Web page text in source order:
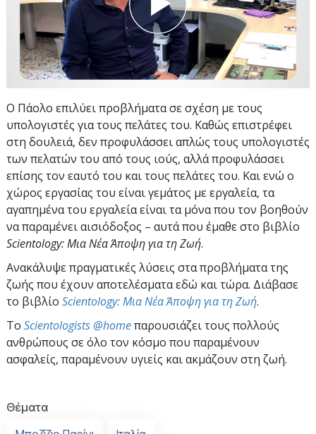
Ο Πάολο επιλύει προβλήματα σε σχέση με τους
υπολογιστές για τους πελάτες του. Καθώς επιστρέφει
στη δουλειά, δεν προφυλάσσει απλώς τους υπολογιστές
των πελατών του από τους ιούς, αλλά προφυλάσσει
επίσης τον εαυτό του και τους πελάτες του. Και ενώ ο
χώρος εργασίας του είναι γεμάτος με εργαλεία, τα
αγαπημένα του εργαλεία είναι τα μόνα που τον βοηθούν
να παραμένει αισιόδοξος – αυτά που έμαθε στο βιβλίο
Scientology: Μια Νέα Άποψη για τη Ζωή.
Ανακάλυψε πραγματικές λύσεις στα προβλήματα της
ζωής που έχουν αποτελέσματα εδώ και τώρα. Διάβασε
το βιβλίο Scientology: Μια Νέα Άποψη για τη Ζωή.
To Scientologists @homeπαρουσιάζει τους πολλούς
ανθρώπους σε όλο τον κόσμο που παραμένουν
ασφαλείς, παραμένουν υγιείς και ακμάζουν στη ζωή.
Θέματα